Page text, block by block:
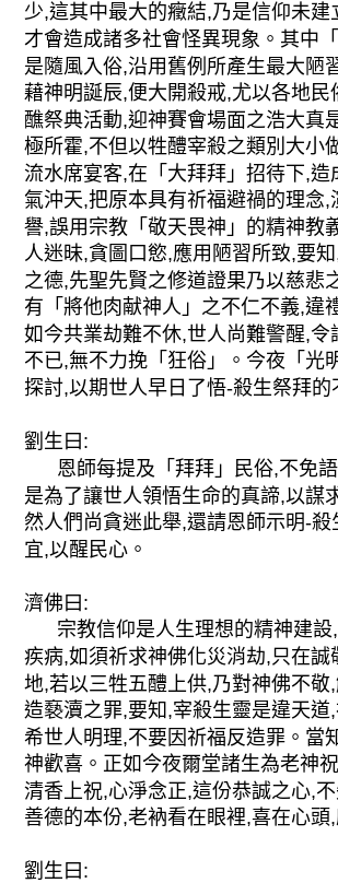
少,這其中最大的癥結,乃是信仰未建
才會造成諸多社會怪異現象。其中
是隨風入俗,沿用舊例所產生最大陋
藉神明誕辰,便大開殺戒,尤以各地民
醮祭典活動,迎神賽會場面之浩大真
極所霍,不但以牲醴宰殺之類別大小
流水席宴客,在「大拜拜」招待下,造
氣沖天,把原本具有祈福避禍的理念,
譽,誤用宗教「敬天畏神」的精神教
人迷昧,貪圖口慾,應用陋習所致,要
之德,先聖先賢之修道證果乃以慈悲
有「將他肉献神人」之不仁不義,違
如今共業劫難不休,世人尚難警醒,令
不已,無不力挽「狂俗」。今夜「光
探討,以期世人早日了悟-殺生祭拜的
劉生曰:
恩師每提及「拜拜」民俗,不免
是為了讓世人領悟生命的真諦,以謀
然人們尚貪迷此舉,還請恩師示明-殺
宜,以醒民心。
濟佛曰:
宗教信仰是人生理想的精神建
疾病,如須祈求神佛化災消劫,只在誠
地,若以三牲五醴上供,乃對神佛不敬
造褻瀆之罪,要知,宰殺生靈是違天道
希世人明理,不要因祈福反造罪。當
神歡喜。正如今夜爾堂諸生為老神
清香上祝,心淨念正,這份恭誠之心,
善德的本份,老衲看在眼裡,喜在心頭,
劉生曰: